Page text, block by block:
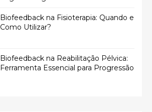
Biofeedback na Fisioterapia: Quando e
Como Utilizar?
Biofeedback na Reabilitação Pélvica:
Ferramenta Essencial para Progressão